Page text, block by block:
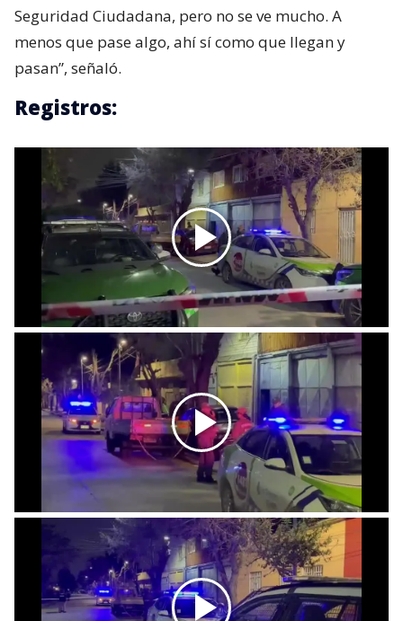
Seguridad Ciudadana, pero no se ve mucho. A
menos que pase algo, ahí sí como que llegan y
pasan”, señaló.
Registros: